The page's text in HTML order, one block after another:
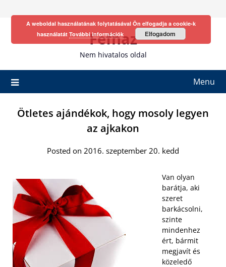
Fefhaz
Nem hivatalos oldal
Menu
Ötletes ajándékok, hogy mosoly legyen
az ajkakon
Posted on 2016. szeptember 20. kedd
Van olyan
barátja, aki
szeret
barkácsolni,
szinte
mindenhez
ért, bármit
megjavít és
közeledő
A weboldal használatának folytatásával Ön elfogadja a cookie-k
használatát További információk Elfogadom